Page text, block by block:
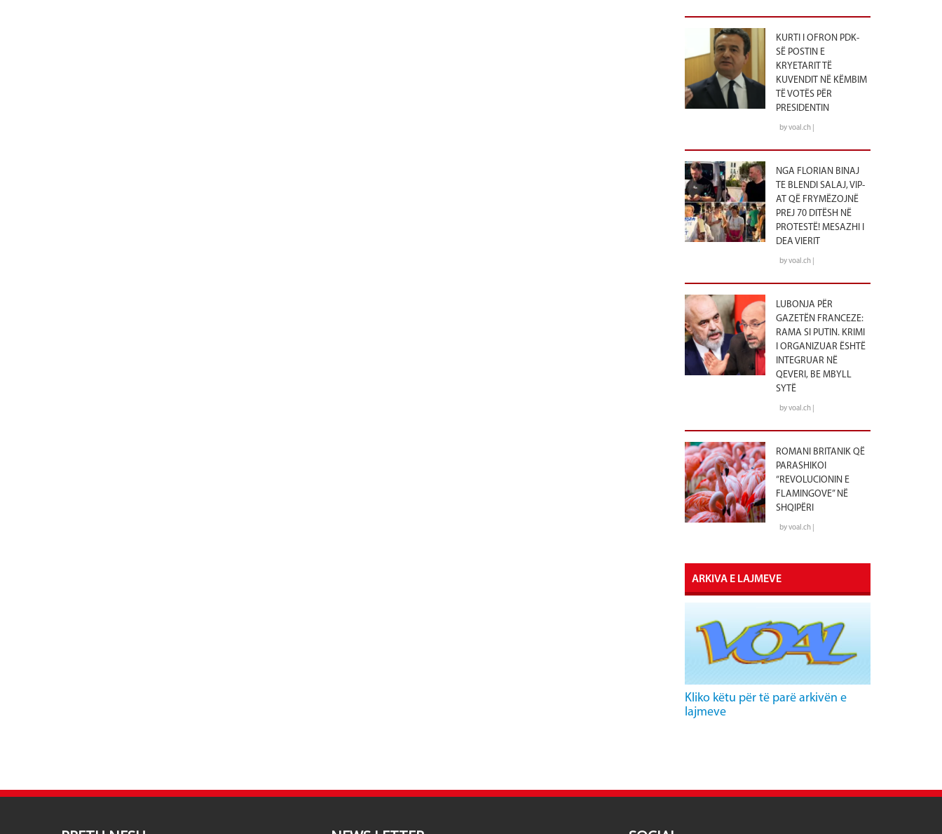
KURTI I OFRON PDK-
SË POSTIN E
KRYETARIT TË
KUVENDIT NË KËMBIM
TË VOTËS PËR
PRESIDENTIN
by voal.ch |
NGA FLORIAN BINAJ
TE BLENDI SALAJ, VIP-
AT QË FRYMËZOJNË
PREJ 70 DITËSH NË
PROTESTË! MESAZHI I
DEA VIERIT
by voal.ch |
LUBONJA PËR
GAZETËN FRANCEZE:
RAMA SI PUTIN. KRIMI
I ORGANIZUAR ËSHTË
INTEGRUAR NË
QEVERI, BE MBYLL
SYTË
by voal.ch |
ROMANI BRITANIK QË
PARASHIKOI
“REVOLUCIONIN E
FLAMINGOVE” NË
SHQIPËRI
by voal.ch |
ARKIVA E LAJMEVE
Kliko këtu për të parë arkivën e
lajmeve